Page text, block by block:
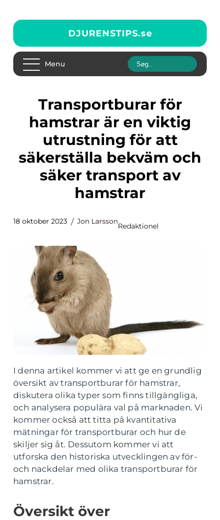
DJURENSTIPS.se
Menu
Transportburar för
hamstrar är en viktig
utrustning för att
säkerställa bekväm och
säker transport av
hamstrar
18 oktober 2023 Jon Larsson
Redaktionel
I denna artikel kommer vi att ge en grundlig
översikt av transportburar för hamstrar,
diskutera olika typer som finns tillgängliga,
och analysera populära val på marknaden. Vi
kommer också att titta på kvantitativa
mätningar för transportburar och hur de
skiljer sig åt. Dessutom kommer vi att
utforska den historiska utvecklingen av för-
och nackdelar med olika transportburar för
hamstrar.
Översikt över